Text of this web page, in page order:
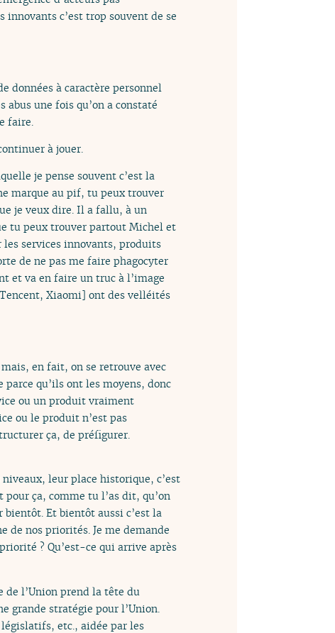
c’est trop souvent de se
données à caractère personnel
une fois qu’on a constaté
faire.
à jouer.
je pense souvent c’est la
marque au pif, tu peux trouver
je veux dire. Il a fallu, à un
tu peux trouver partout Michel et
les services innovants, produits
de ne pas me faire phagocyter
et va en faire un truc à l’image
Xiaomi] ont des velléités
en fait, on se retrouve avec
qu’ils ont les moyens, donc
ou un produit vraiment
ou le produit n’est pas
ça, de préfigurer.
leur place historique, c’est
ça, comme tu l’as dit, qu’on
Et bientôt aussi c’est la
de nos priorités. Je me demande
? Qu’est-ce qui arrive après
l’Union prend la tête du
grande stratégie pour l’Union.
etc., aidée par les